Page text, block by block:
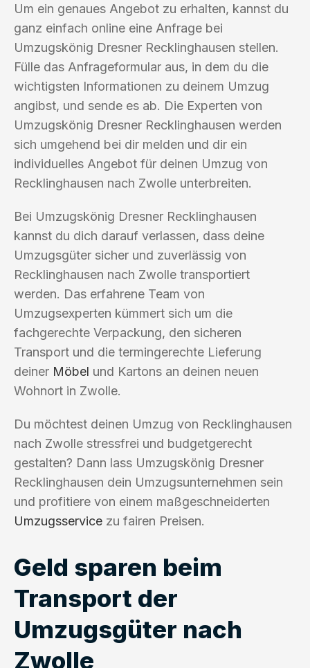
Um ein genaues Angebot zu erhalten, kannst du
ganz einfach online eine Anfrage bei
Umzugskönig Dresner Recklinghausen stellen.
Fülle das Anfrageformular aus, in dem du die
wichtigsten Informationen zu deinem Umzug
angibst, und sende es ab. Die Experten von
Umzugskönig Dresner Recklinghausen werden
sich umgehend bei dir melden und dir ein
individuelles Angebot für deinen Umzug von
Recklinghausen nach Zwolle unterbreiten.
Bei Umzugskönig Dresner Recklinghausen
kannst du dich darauf verlassen, dass deine
Umzugsgüter sicher und zuverlässig von
Recklinghausen nach Zwolle transportiert
werden. Das erfahrene Team von
Umzugsexperten kümmert sich um die
fachgerechte Verpackung, den sicheren
Transport und die termingerechte Lieferung
deiner Möbel und Kartons an deinen neuen
Wohnort in Zwolle.
Du möchtest deinen Umzug von Recklinghausen
nach Zwolle stressfrei und budgetgerecht
gestalten? Dann lass Umzugskönig Dresner
Recklinghausen dein Umzugsunternehmen sein
und profitiere von einem maßgeschneiderten
Umzugsservice zu fairen Preisen.
Geld sparen beim
Transport der
Umzugsgüter nach
Zwolle